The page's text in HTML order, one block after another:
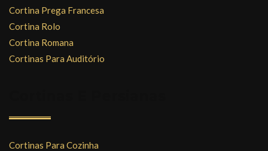
Cortina Prega Francesa
Cortina Rolo
Cortina Romana
Cortinas Para Auditório
Cortinas Para Cozinha